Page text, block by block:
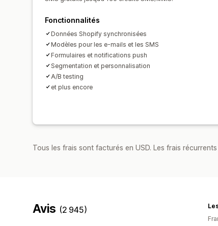
Fonctionnalités
Données Shopify synchronisées
Modèles pour les e-mails et les SMS
Formulaires et notifications push
Segmentation et personnalisation
A/B testing
et plus encore
Tous les frais sont facturés en USD. Les frais
Avis (2 945)